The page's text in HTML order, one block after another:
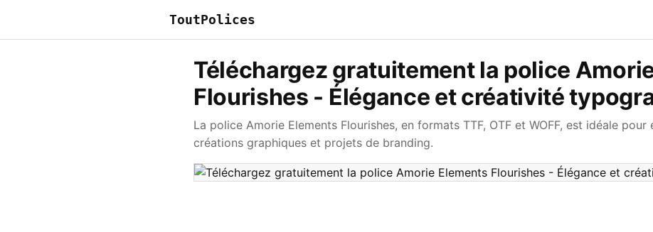
ToutPolices
Téléchargez gratuitement la police
Flourishes - Élégance et créativité
La police Amorie Elements Flourishes, en formats TTF, OTF et WOFF, est idéale pour
créations graphiques et projets de branding.